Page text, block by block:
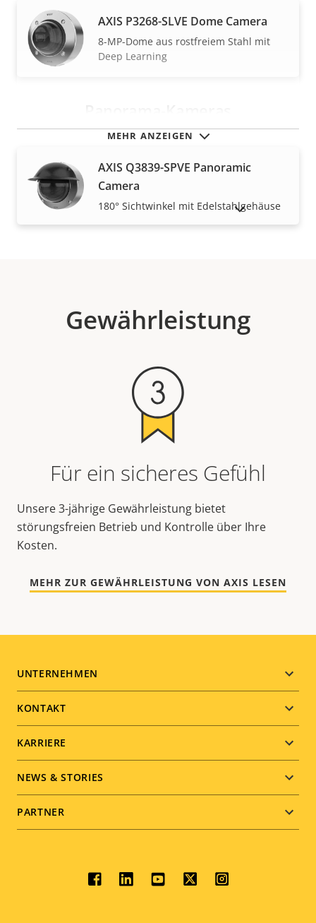
MEHR ANZEIGEN
AXIS P3268-SLVE Dome Camera
8-MP-Dome aus rostfreiem Stahl mit
Deep Learning
AXIS Q3839-SPVE Panoramic
Camera
180° Sichtwinkel mit Edelstahlgehäuse
AUSLAUFPRODUKTE ANZEIGEN
Gewährleistung
Für ein sicheres Gefühl
Unsere 3-jährige Gewährleistung bietet
störungsfreien Betrieb und Kontrolle über Ihre
Kosten.
MEHR ZUR GEWÄHRLEISTUNG VON AXIS LESEN
Footer
menu
UNTERNEHMEN
KONTAKT
KARRIERE
NEWS & STORIES
PARTNER
Social